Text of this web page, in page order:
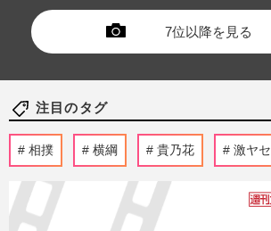
7位以降を見る
注目のタグ
相撲 横綱 貴乃花 激ヤセ